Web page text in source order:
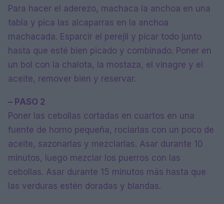
Para hacer el aderezo, machaca la anchoa en una
tabla y pica las alcaparras en la anchoa
machacada. Esparcir el perejil y picar todo junto
hasta que esté bien picado y combinado. Poner en
un bol con la chalota, la mostaza, el vinagre y el
aceite, remover bien y reservar.
– PASO 2
Poner las cebollas cortadas en cuartos en una
fuente de horno pequeña, rociarlas con un poco de
aceite, sazonarlas y mezclarlas. Asar durante 10
minutos, luego mezclar los puerros con las
cebollas. Asar durante 15 minutos más hasta que
las verduras estén doradas y blandas.